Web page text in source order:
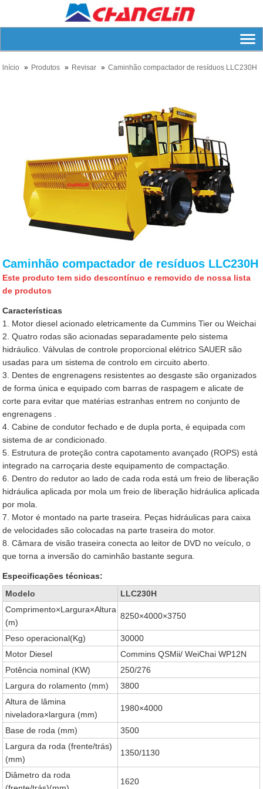
lnício Produtos Revisar Caminhão compactador de resíduos LLC230H
Caminhão compactador de resíduos LLC230H
Este produto tem sido descontínuo e removido de nossa lista
de produtos
Características
1. Motor diesel acionado eletricamente da Cummins Tier ou Weichai
2. Quatro rodas são acionadas separadamente pelo sistema
hidráulico. Válvulas de controle proporcional elétrico SAUER são
usadas para um sistema de controlo em circuito aberto.
3. Dentes de engrenagens resistentes ao desgaste são organizados
de forma única e equipado com barras de raspagem e alicate de
corte para evitar que matérias estranhas entrem no conjunto de
engrenagens .
4. Cabine de condutor fechado e de dupla porta, é equipada com
sistema de ar condicionado.
5. Estrutura de proteção contra capotamento avançado (ROPS) está
integrado na carroçaria deste equipamento de compactação.
6. Dentro do redutor ao lado de cada roda está um freio de liberação
hidráulica aplicada por mola um freio de liberação hidráulica aplicada
por mola.
7. Motor é montado na parte traseira. Peças hidráulicas para caixa
de velocidades são colocadas na parte traseira do motor.
8. Câmara de visão traseira conecta ao leitor de DVD no veículo, o
que torna a inversão do caminhão bastante segura.
Especificações técnicas:
Modelo
LLC230H
Comprimento×Largura×Altura
(m)
8250×4000×3750
Peso operacional(Kg)
30000
Motor Diesel
Commins QSMii/ WeiChai WP12N
Potência nominal (KW)
250/276
Largura do rolamento (mm)
3800
Altura de lâmina
niveladora×largura (mm)
1980×4000
Base de roda (mm)
3500
Largura da roda (frente/trás)
(mm)
1350/1130
Diâmetro da roda
1620